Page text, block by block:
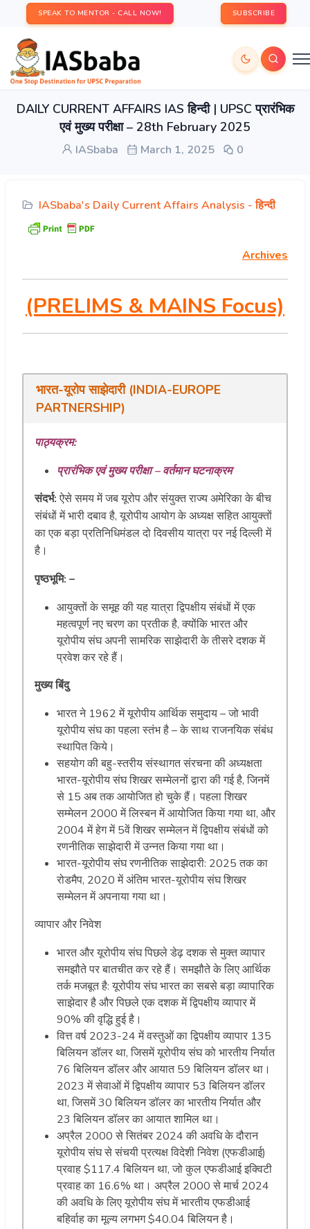
SPEAK TO MENTOR - CALL NOW! SUBSCRIBE
DAILY CURRENT AFFAIRS IAS हिन्दी | UPSC प्रारंभिक
एवं मुख्य परीक्षा – 28th February 2025
IASbaba March 1, 2025 0
IASbaba's Daily Current Affairs Analysis - हिन्दी
Archives
(PRELIMS & MAINS Focus)
भारत-यूरोप साझेदारी (INDIA-EUROPE
PARTNERSHIP)
पाठ्यक्रम:
प्रारंभिक एवं मुख्य परीक्षा – वर्तमान घटनाक्रम
संदर्भ:ऐसे समय में जब यूरोप और संयुक्त राज्य अमेरिका के बीच
संबंधों में भारी दबाव है, यूरोपीय आयोग के अध्यक्ष सहित आयुक्तों
का एक बड़ा प्रतिनिधिमंडल दो दिवसीय यात्रा पर नई दिल्ली में
है।
पृष्ठभूमि: –
आयुक्तों के समूह की यह यात्रा द्विपक्षीय संबंधों में एक
महत्वपूर्ण नए चरण का प्रतीक है, क्योंकि भारत और
यूरोपीय संघ अपनी सामरिक साझेदारी के तीसरे दशक में
प्रवेश कर रहे हैं।
मुख्य बिंदु
भारत ने 1962 में यूरोपीय आर्थिक समुदाय – जो भावी
यूरोपीय संघ का पहला स्तंभ है – के साथ राजनयिक संबंध
स्थापित किये।
सहयोग की बहु-स्तरीय संस्थागत संरचना की अध्यक्षता
भारत-यूरोपीय संघ शिखर सम्मेलनों द्वारा की गई है, जिनमें
से 15 अब तक आयोजित हो चुके हैं। पहला शिखर
सम्मेलन 2000 में लिस्बन में आयोजित किया गया था, और
2004 में हेग में 5वें शिखर सम्मेलन में द्विपक्षीय संबंधों को
रणनीतिक साझेदारी में उन्नत किया गया था।
भारत-यूरोपीय संघ रणनीतिक साझेदारी: 2025 तक का
रोडमैप, 2020 में अंतिम भारत-यूरोपीय संघ शिखर
सम्मेलन में अपनाया गया था।
व्यापार और निवेश
भारत और यूरोपीय संघ पिछले डेढ़ दशक से मुक्त व्यापार
समझौते पर बातचीत कर रहे हैं। समझौते के लिए आर्थिक
तर्क मजबूत है: यूरोपीय संघ भारत का सबसे बड़ा व्यापारिक
साझेदार है और पिछले एक दशक में द्विपक्षीय व्यापार में
90% की वृद्धि हुई है।
वित्त वर्ष 2023-24 में वस्तुओं का द्विपक्षीय व्यापार 135
बिलियन डॉलर था, जिसमें यूरोपीय संघ को भारतीय निर्यात
76 बिलियन डॉलर और आयात 59 बिलियन डॉलर था।
2023 में सेवाओं में द्विपक्षीय व्यापार 53 बिलियन डॉलर
था, जिसमें 30 बिलियन डॉलर का भारतीय निर्यात और
23 बिलियन डॉलर का आयात शामिल था।
अप्रैल 2000 से सितंबर 2024 की अवधि के दौरान
यूरोपीय संघ से संचयी प्रत्यक्ष विदेशी निवेश (एफडीआई)
प्रवाह $117.4 बिलियन था, जो कुल एफडीआई इक्विटी
प्रवाह का 16.6% था। अप्रैल 2000 से मार्च 2024
की अवधि के लिए यूरोपीय संघ में भारतीय एफडीआई
बहिर्वाह का मूल्य लगभग $40.04 बिलियन है।